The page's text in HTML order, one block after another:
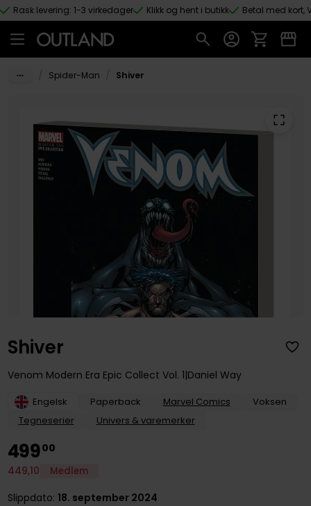
Hopp til hovedinnhold
Rask levering: 1-3 virkedager Klikk og hent i butikk Betal med kort,
Spider-Man Shiver
Shiver
Venom Modern Era Epic Collect Vol. 1 Daniel Way
Engelsk Paperback Marvel Comics
Voksen
Tegneserier
Univers & varemerker
49900
449,10 Medlem
Slippdato: 18. september 2024